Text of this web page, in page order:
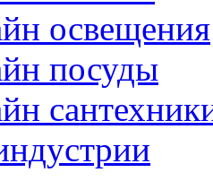
освещения
посуды